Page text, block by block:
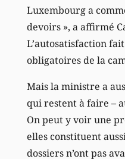
Luxembourg a
devoirs », a affirmé
L’autosatisfaction
obligatoires de la
Mais la ministre a
qui restent à faire –
On peut y voir une
elles constituent
dossiers n’ont pas